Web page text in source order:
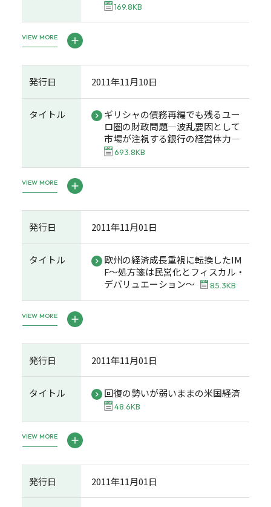
169.8KB
VIEW MORE
発行日 2011年11月10日
タイトル
ギリシャの債務再編でも残るユー
ロ圏の財政問題―波乱要因として
市場が注視する銀行の経営体力―
693.8KB
VIEW MORE
発行日 2011年11月01日
タイトル
欧州の経済成長重視に転換したIM
F～処方箋は民営化とフィスカル・
デバリュエーション～
85.3KB
VIEW MORE
発行日 2011年11月01日
タイトル 回復の勢いが弱いままの米国経済
48.6KB
VIEW MORE
発行日 2011年11月01日